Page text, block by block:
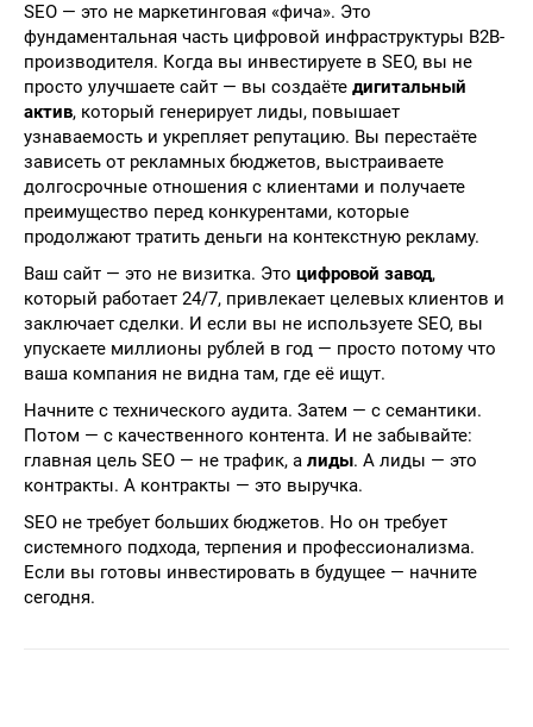
SEO — это не маркетинговая «фича». Это
фундаментальная часть цифровой инфраструктуры B2B-
производителя. Когда вы инвестируете в SEO, вы не
просто улучшаете сайт — вы создаёте дигитальный
актив, который генерирует лиды, повышает
узнаваемость и укрепляет репутацию. Вы перестаёте
зависеть от рекламных бюджетов, выстраиваете
долгосрочные отношения с клиентами и получаете
преимущество перед конкурентами, которые
продолжают тратить деньги на контекстную рекламу.
Ваш сайт — это не визитка. Это цифровой завод,
который работает 24/7, привлекает целевых клиентов и
заключает сделки. И если вы не используете SEO, вы
упускаете миллионы рублей в год — просто потому что
ваша компания не видна там, где её ищут.
Начните с технического аудита. Затем — с семантики.
Потом — с качественного контента. И не забывайте:
главная цель SEO — не трафик, а лиды. А лиды — это
контракты. А контракты — это выручка.
SEO не требует больших бюджетов. Но он требует
системного подхода, терпения и профессионализма.
Если вы готовы инвестировать в будущее — начните
сегодня.